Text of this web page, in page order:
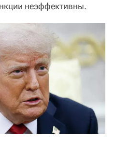
неэффективны.